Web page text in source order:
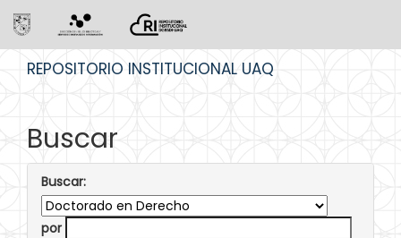
REPOSITORIO INSTITUCIONAL UAQ
Buscar
Buscar:
por